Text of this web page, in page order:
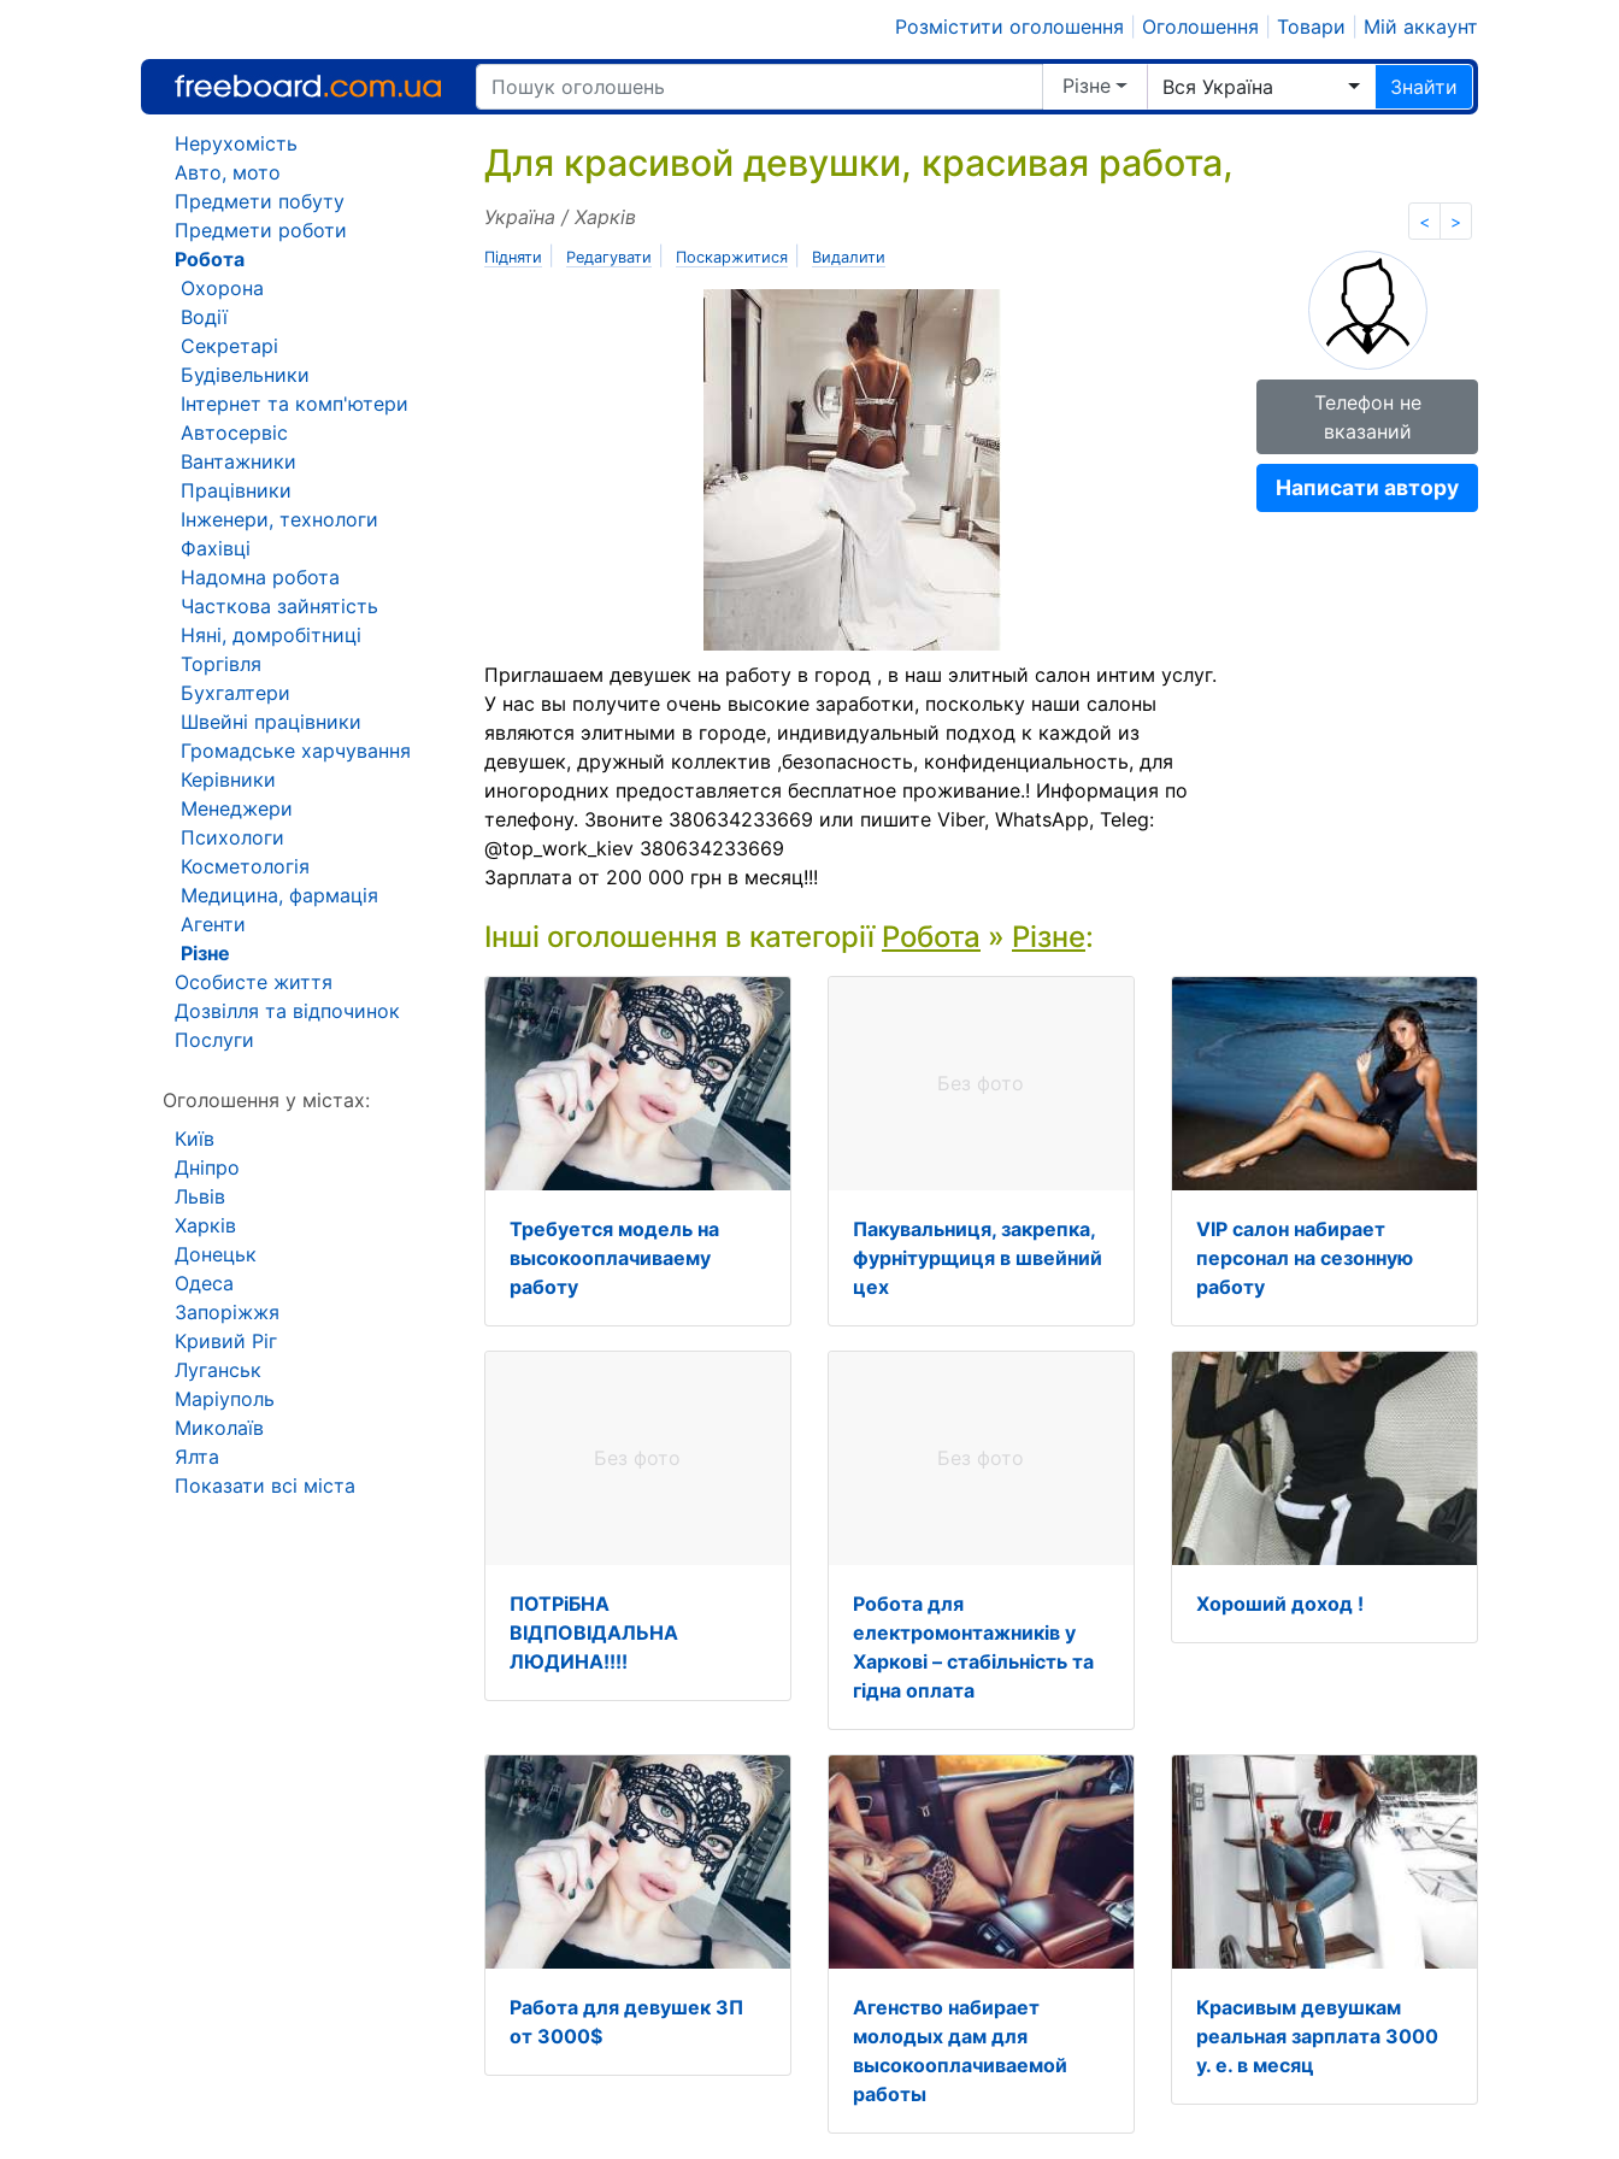
Розмістити оголошення Оголошення Товари Мій аккаунт
Різне Вся Україна Знайти
Для красивой девушки, красивая работа,
< >
Україна / Харків
Підняти Редагувати Поскаржитися Видалити
Приглашаем девушек на работу в город , в наш элитный салон интим услуг.
У нас вы получите очень высокие заработки, поскольку наши салоны
являются элитными в городе, индивидуальный подход к каждой из
девушек, дружный коллектив ,безопасность, конфиденциальность, для
иногородних предоставляется бесплатное проживание.! Информация по
телефону. Звоните 380634233669 или пишите Viber, WhatsApp, Teleg:
@top_work_kiev 380634233669
Зарплата от 200 000 грн в месяц!!!
Телефон не
вказаний
Написати автору
Інші оголошення в категорії Робота » Різне:
Требуется модель на
высокооплачиваему
работу
Без фото
Пакувальниця, закрепка,
фурнітурщиця в швейний
цех
VIP салон набирает
персонал на сезонную
работу
Без фото
ПОТРіБНА
ВІДПОВІДАЛЬНА
ЛЮДИНА!!!!
Без фото
Робота для
електромонтажників у
Харкові – стабільність та
гідна оплата
Хороший доход !
Работа для девушек ЗП
от 3000$
Агенство набирает
молодых дам для
высокооплачиваемой
работы
Красивым девушкам
реальная зарплата 3000
у. е. в месяц
Нерухомість
Авто, мото
Предмети побуту
Предмети роботи
Робота
Охорона
Водії
Секретарі
Будівельники
Інтернет та комп'ютери
Автосервіс
Вантажники
Працівники
Інженери, технологи
Фахівці
Надомна робота
Часткова зайнятість
Няні, домробітниці
Торгівля
Бухгалтери
Швейні працівники
Громадське харчування
Керівники
Менеджери
Психологи
Косметологія
Медицина, фармація
Агенти
Різне
Особисте життя
Дозвілля та відпочинок
Послуги
Оголошення у містах:
Київ
Дніпро
Львів
Харків
Донецьк
Одеса
Запоріжжя
Кривий Ріг
Луганськ
Маріуполь
Миколаїв
Ялта
Показати всі міста